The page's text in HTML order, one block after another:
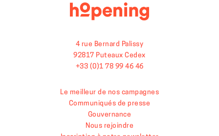
4 rue Bernard Palissy
92817 Puteaux Cedex
+33 (0)1 78 99 46 46
Le meilleur de nos campagnes
Communiqués de presse
Gouvernance
Nous rejoindre